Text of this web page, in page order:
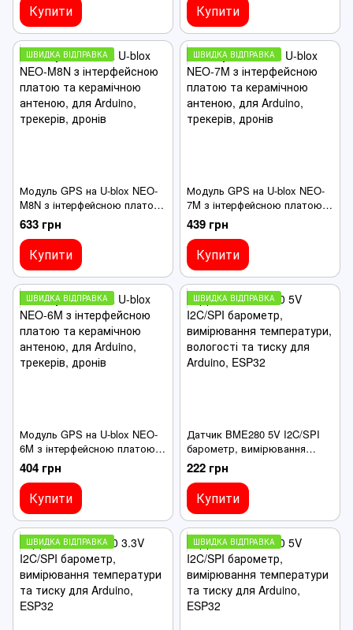
Купити Купити
ШВИДКА ВІДПРАВКА
Модуль GPS на U-blox NEO-
M8N з інтерфейсною платою
та керамічною антеною, для
Arduino, трекерів, дронів
633 грн
Купити
ШВИДКА ВІДПРАВКА
Модуль GPS на U-blox NEO-
7M з інтерфейсною платою
та керамічною антеною, для
Arduino, трекерів, дронів
439 грн
Купити
ШВИДКА ВІДПРАВКА
Модуль GPS на U-blox NEO-
6M з інтерфейсною платою
та керамічною антеною, для
Arduino, трекерів, дронів
404 грн
Купити
ШВИДКА ВІДПРАВКА
Датчик BME280 5V I2C/SPI
барометр, вимірювання
температури, вологості та
тиску для Arduino, ESP32
222 грн
Купити
ШВИДКА ВІДПРАВКА ШВИДКА ВІДПРАВКА